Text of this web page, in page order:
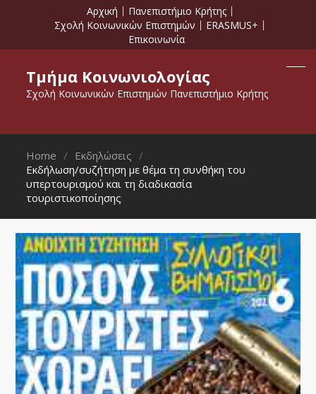
Αρχική
Πανεπιστήμιο Κρήτης
Σχολή Κοινωνικών Επιστημών
ERASMUS+
Επικοινωνία
Τμήμα Κοινωνιολογίας
Σχολή Κοινωνικών Επιστημών Πανεπιστήμιο Κρήτης
Home
Εκδηλώσεις
Εκδήλωση/συζήτηση με θέμα τη συνθήκη του
υπερτουρισμού και τη διαδικασία
τουριστικοποίησης